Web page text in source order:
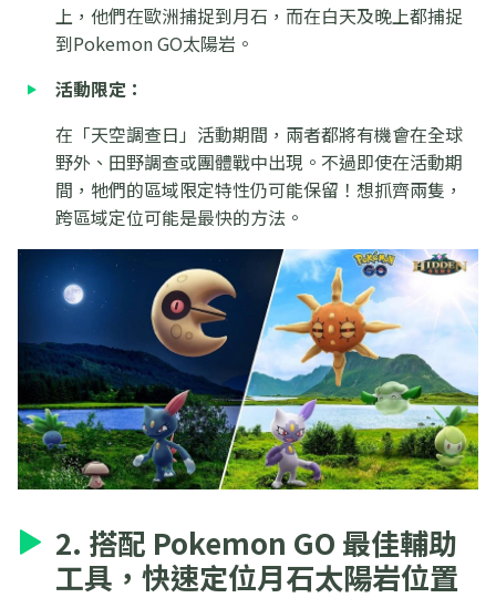
上，他們在歐洲捕捉到月石，而在白天及晚上都捕捉
到Pokemon GO太陽岩。
活動限定：
在「天空調查日」活動期間，兩者都將有機會在全球
野外、田野調查或團體戰中出現。不過即使在活動期
間，牠們的區域限定特性仍可能保留！想抓齊兩隻，
跨區域定位可能是最快的方法。
2. 搭配 Pokemon GO 最佳輔助
工具，快速定位月石太陽岩位置